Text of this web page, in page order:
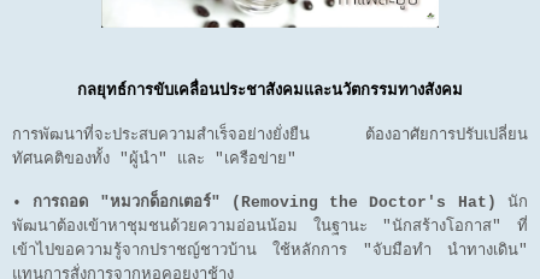
กลยุทธ์การขับเคลื่อนประชาสังคมและนวัตกรรมทางสังคม
การพัฒนาที่จะประสบความสำเร็จอย่างยั่งยืน ต้องอาศัยการปรับเปลี่ยน
ทัศนคติของทั้ง "ผู้นำ" และ "เครือข่าย"
• การถอด "หมวกด็อกเตอร์" (Removing the Doctor's Hat)
นัก
พัฒนาต้องเข้าหาชุมชนด้วยความอ่อนน้อม ในฐานะ "นักสร้างโอกาส" ที่
เข้าไปขอความรู้จากปราชญ์ชาวบ้าน ใช้หลักการ "จับมือทำ นำทางเดิน"
แทนการสั่งการจากหอคอยงาช้าง